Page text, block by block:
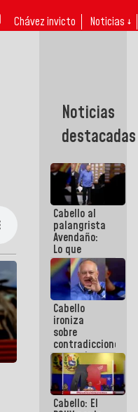
Chávez invicto Noticias ↓
Noticias
destacadas
Cabello al
palangrista
Avendaño:
Lo que
vayas a
escribir
hazlo hoy
por que no
sabemos si
la semana
que viene
hay
programa
Cabello
ironiza
sobre
contradicciones
y mentiras
de María
Machado:
¡Créanle!
Cabello: El